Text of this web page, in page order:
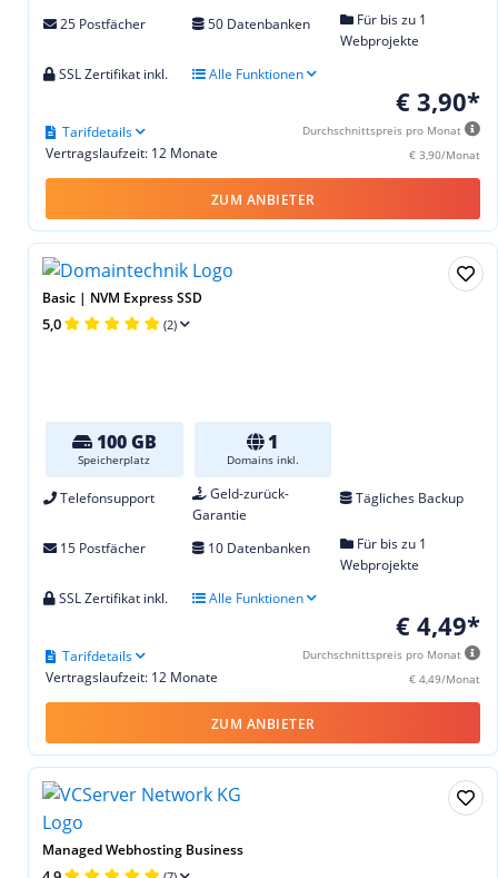
25 Postfächer 50 Datenbanken
Für bis zu 1
Webprojekte
SSL Zertifikat inkl.
Alle Funktionen
€ 3,90*
Durchschnittspreis pro Monat
€ 3,90/Monat
Vertragslaufzeit: 12 Monate
Tarifdetails
ZUM ANBIETER
Basic | NVM Express SSD
5,0 (2)
100 GB
Speicherplatz
1
Domains inkl.
Telefonsupport
Geld-zurück-
Garantie
Tägliches Backup
15 Postfächer 10 Datenbanken
Für bis zu 1
Webprojekte
SSL Zertifikat inkl.
Alle Funktionen
€ 4,49*
Durchschnittspreis pro Monat
€ 4,49/Monat
Vertragslaufzeit: 12 Monate
Tarifdetails
ZUM ANBIETER
Managed Webhosting Business